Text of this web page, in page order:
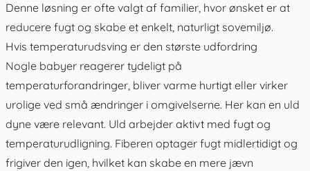
Denne løsning er ofte valgt af familier, hvor ønsket er at
reducere fugt og skabe et enkelt, naturligt sovemiljø.
Hvis temperaturudsving er den største udfordring
Nogle babyer reagerer tydeligt på
temperaturforandringer, bliver varme hurtigt eller virker
urolige ved små ændringer i omgivelserne. Her kan en uld
dyne være relevant. Uld arbejder aktivt med fugt og
temperaturudligning. Fiberen optager fugt midlertidigt og
frigiver den igen, hvilket kan skabe en mere jævn